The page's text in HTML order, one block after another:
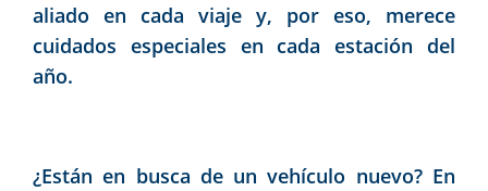
aliado en cada viaje y, por eso, merece
cuidados especiales en cada estación del
año.
¿Están en busca de un vehículo nuevo? En